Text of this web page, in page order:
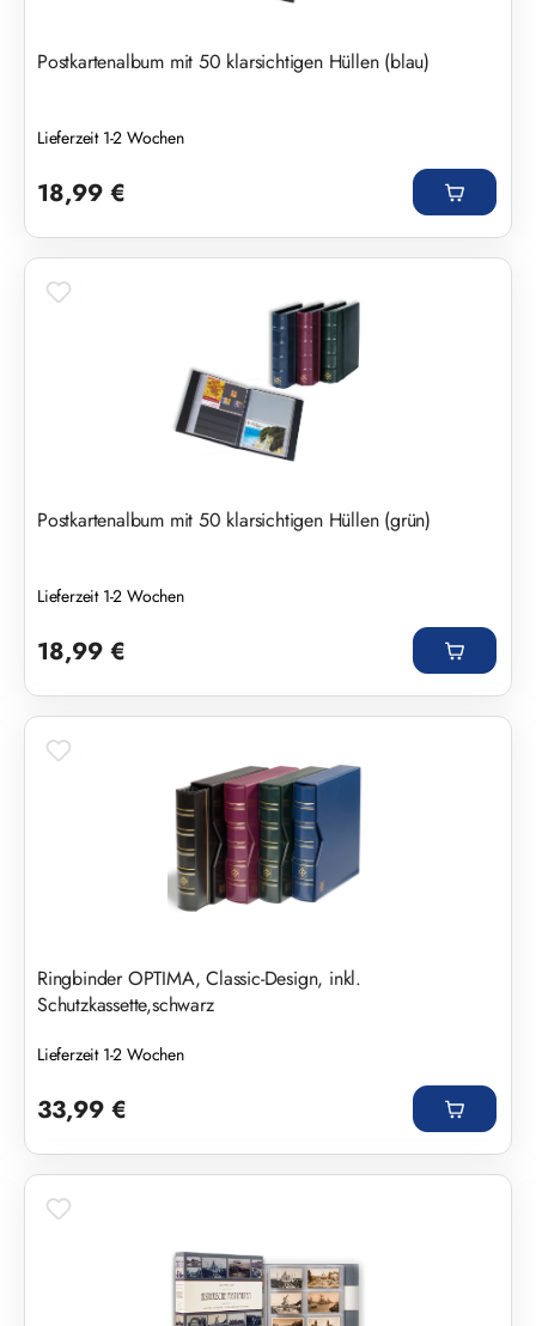
Postkartenalbum mit 50 klarsichtigen Hüllen (blau)
Lieferzeit 1-2 Wochen
18,99 €
Postkartenalbum mit 50 klarsichtigen Hüllen (grün)
Lieferzeit 1-2 Wochen
18,99 €
Ringbinder OPTIMA, Classic-Design, inkl.
Schutzkassette,schwarz
Lieferzeit 1-2 Wochen
33,99 €